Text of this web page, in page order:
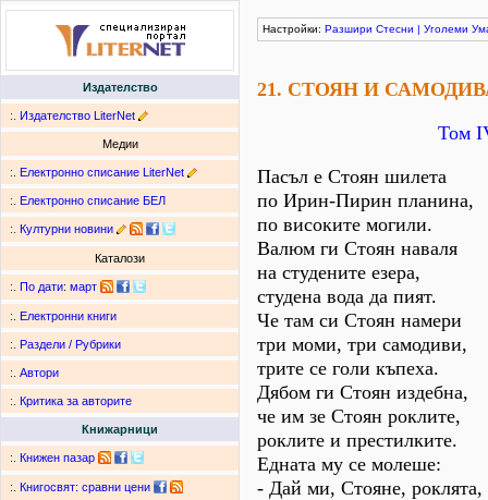
Издателство
:. Издателство LiterNet
Медии
:. Електронно списание LiterNet
:. Електронно списание БЕЛ
:. Културни новини
Каталози
:. По дати: март
:. Електронни книги
:. Раздели / Рубрики
:. Автори
:. Критика за авторите
Книжарници
:. Книжен пазар
:. Книгосвят: сравни цени
Настройки: Разшири Стесни | Уголеми
21. СТОЯН И
Том
Пасъл е Стоян шилета
по Ирин-Пирин планина,
по високите могили.
Валюм ги Стоян наваля
на студените езера,
студена вода да пият.
Че там си Стоян намери
три моми, три самодиви,
трите се голи къпеха.
Дябом ги Стоян издебна,
че им зе Стоян роклите,
роклите и престилките.
Едната му се молеше:
- Дай ми, Стояне, роклята,